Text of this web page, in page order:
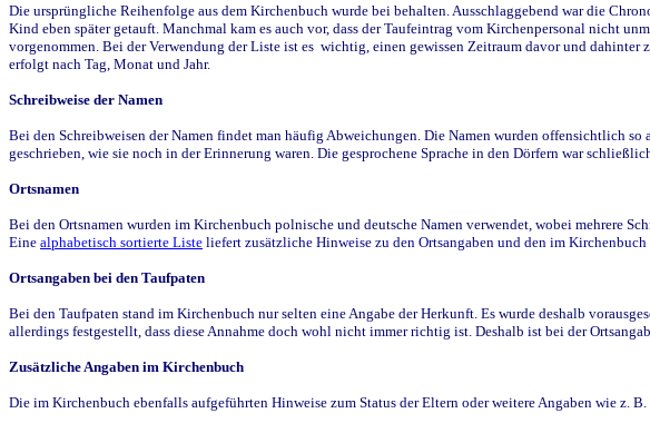
Die ursprüngliche Reihenfolge aus dem Kirchenbuch wurde bei behalten. Ausschlaggebend war die
Kind eben später getauft. Manchmal kam es auch vor, dass der Taufeintrag vom Kirchenpersonal nicht
vorgenommen. Bei der Verwendung der Liste ist es wichtig, einen gewissen Zeitraum davor und
erfolgt nach Tag, Monat und Jahr.
Schreibweise der Namen
Bei den Schreibweisen der Namen findet man häufig Abweichungen. Die Namen wurden offensichtlich
geschrieben, wie sie noch in der Erinnerung waren. Die gesprochene Sprache in den Dörfern war
Ortsnamen
Bei den Ortsnamen wurden im Kirchenbuch polnische und deutsche Namen verwendet, wobei mehrere
Eine alphabetisch sortierte Liste liefert zusätzliche Hinweise zu den Ortsangaben und den im Kirchenbuch
Ortsangaben bei den Taufpaten
Bei den Taufpaten stand im Kirchenbuch nur selten eine Angabe der Herkunft. Es wurde deshalb
allerdings festgestellt, dass diese Annahme doch wohl nicht immer richtig ist. Deshalb ist bei der
Zusätzliche Angaben im Kirchenbuch
Die im Kirchenbuch ebenfalls aufgeführten Hinweise zum Status der Eltern oder weitere Angaben wie z.